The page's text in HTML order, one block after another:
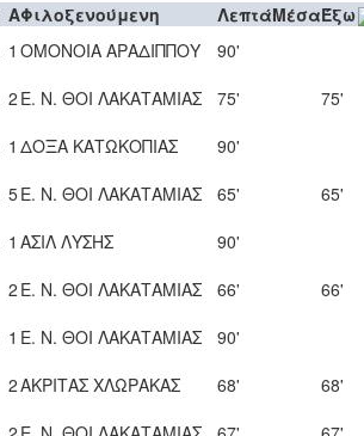
AΦιλοξενούμενη ΛεπτάΜέσαΈξω
1 ΟΜΟΝΟΙΑ ΑΡΑΔΙΠΠΟΥ
90'
2 Ε. Ν. ΘΟΙ ΛΑΚΑΤΑΜΙΑΣ 75'
75'
1 ΔΟΞΑ ΚΑΤΩΚΟΠΙΑΣ
90'
5Ε. Ν. ΘΟΙ ΛΑΚΑΤΑΜΙΑΣ 65'
65'
1 ΑΣΙΛ ΛΥΣΗΣ
90'
2 Ε. Ν. ΘΟΙ ΛΑΚΑΤΑΜΙΑΣ 66'
66'
1 Ε. Ν. ΘΟΙ ΛΑΚΑΤΑΜΙΑΣ
90'
2ΑΚΡΙΤΑΣ ΧΛΩΡΑΚΑΣ 68'
68'